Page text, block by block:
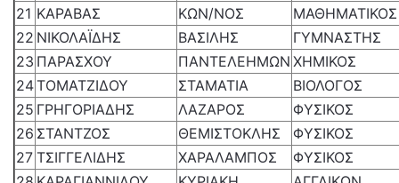
21 ΚΑΡΑΒΑΣ ΚΩΝ/ΝΟΣ
ΜΑΘΗΜΑΤΙΚΟΣ
22 ΝΙΚΟΛΑΪΔΗΣ ΒΑΣΙΛΗΣ
ΓΥΜΝΑΣΤΗΣ
23 ΠΑΡΑΣΧΟΥ ΠΑΝΤΕΛΕΗΜΩΝ ΧΗΜΙΚΟΣ
24ΤΟΜΑΤΖΙΔΟΥ ΣΤΑΜΑΤΙΑ
ΒΙΟΛΟΓΟΣ
25 ΓΡΗΓΟΡΙΑΔΗΣ ΛΑΖΑΡΟΣ
ΦΥΣΙΚΟΣ
26 ΣΤΑΝΤΖΟΣ ΘΕΜΙΣΤΟΚΛΗΣ
ΦΥΣΙΚΟΣ
27 ΤΣΙΓΓΕΛΙΔΗΣ ΧΑΡΑΛΑΜΠΟΣ
ΦΥΣΙΚΟΣ